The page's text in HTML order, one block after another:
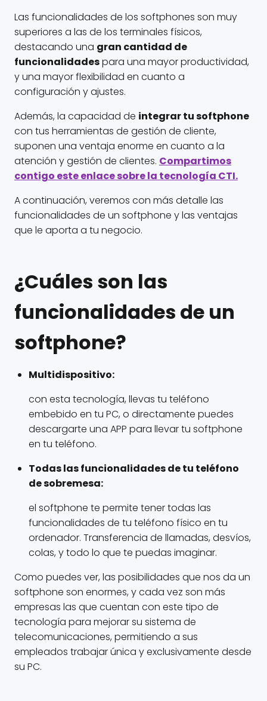
Las funcionalidades de los softphones son muy
superiores a las de los terminales físicos,
destacando una gran cantidad de
funcionalidadespara una mayor productividad,
y una mayor flexibilidad en cuanto a
configuración y ajustes.
Además, la capacidad de integrar tu softphone
con tus herramientas de gestión de cliente,
suponen una ventaja enorme en cuanto a la
atención y gestión de clientes. Compartimos
contigo este enlace sobre la tecnología CTI.
A continuación, veremos con más detalle las
funcionalidades de un softphone y las ventajas
que le aporta a tu negocio.
¿Cuáles son las
funcionalidades de un
softphone?
Multidispositivo:
con esta tecnología, llevas tu teléfono
embebido en tu PC, o directamente puedes
descargarte una APP para llevar tu softphone
en tu teléfono.
Todas las funcionalidades de tu teléfono
de sobremesa:
el softphone te permite tener todas las
funcionalidades de tu teléfono físico en tu
ordenador. Transferencia de llamadas, desvíos,
colas, y todo lo que te puedas imaginar.
Como puedes ver, las posibilidades que nos da un
softphone son enormes, y cada vez son más
empresas las que cuentan con este tipo de
tecnología para mejorar su sistema de
telecomunicaciones, permitiendo a sus
empleados trabajar única y exclusivamente desde
su PC.